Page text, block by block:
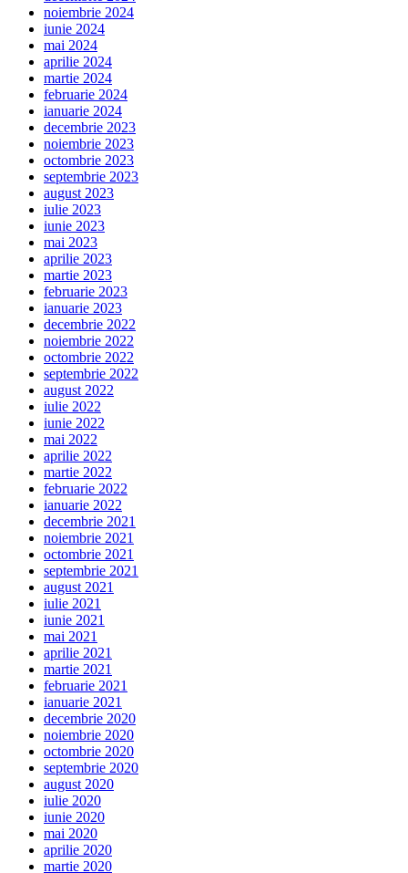
noiembrie 2024
iunie 2024
mai 2024
aprilie 2024
martie 2024
februarie 2024
ianuarie 2024
decembrie 2023
noiembrie 2023
octombrie 2023
septembrie 2023
august 2023
iulie 2023
iunie 2023
mai 2023
aprilie 2023
martie 2023
februarie 2023
ianuarie 2023
decembrie 2022
noiembrie 2022
octombrie 2022
septembrie 2022
august 2022
iulie 2022
iunie 2022
mai 2022
aprilie 2022
martie 2022
februarie 2022
ianuarie 2022
decembrie 2021
noiembrie 2021
octombrie 2021
septembrie 2021
august 2021
iulie 2021
iunie 2021
mai 2021
aprilie 2021
martie 2021
februarie 2021
ianuarie 2021
decembrie 2020
noiembrie 2020
octombrie 2020
septembrie 2020
august 2020
iulie 2020
iunie 2020
mai 2020
aprilie 2020
martie 2020